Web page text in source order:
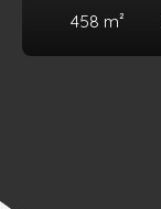
458 m²